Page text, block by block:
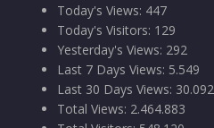
Today's Views: 447
Today's Visitors: 129
Yesterday's Views: 292
Last 7 Days Views: 5.549
Last 30 Days Views: 30.092
Total Views: 2.464.883